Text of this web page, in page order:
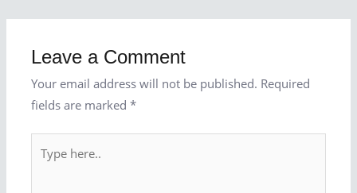
Leave a Comment
Your email address will not be published. Required
fields are marked*